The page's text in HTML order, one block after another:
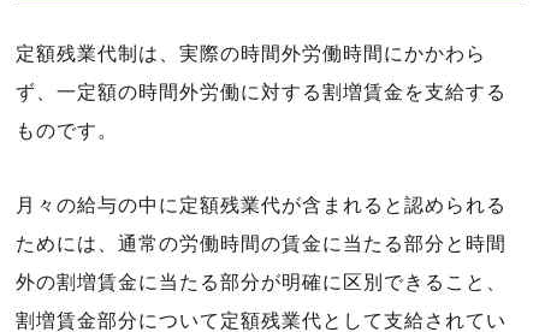
定額残業代制は、実際の時間外労働時間にかかわら
ず、一定額の時間外労働に対する割増賃金を支給する
ものです。
月々の給与の中に定額残業代が含まれると認められる
ためには、通常の労働時間の賃金に当たる部分と時間
外の割増賃金に当たる部分が明確に区別できること、
割増賃金部分について定額残業代として支給されてい